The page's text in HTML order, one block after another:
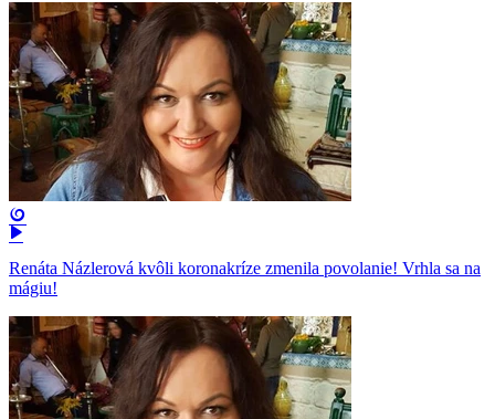
Renáta Názlerová kvôli koronakríze zmenila povolanie! Vrhla sa na
mágiu!